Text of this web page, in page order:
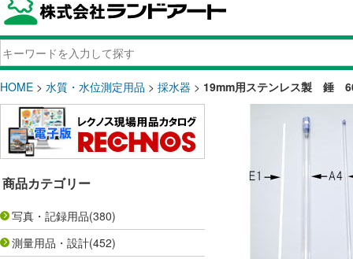
HOME > 水質・水位測定用品 > 採水器 > 19mm用ステンレス製 錘
商品カテゴリー
写真・記録用品(380)
測量用品・設計(452)